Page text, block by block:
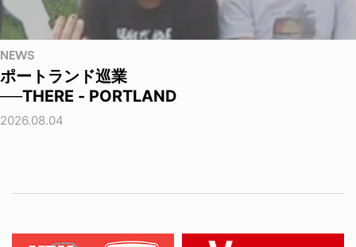
NEWS
ポートランド巡業
──THERE - PORTLAND
2026.08.04